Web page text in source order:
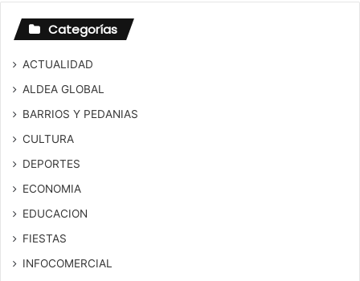
Categorías
ACTUALIDAD
ALDEA GLOBAL
BARRIOS Y PEDANIAS
CULTURA
DEPORTES
ECONOMIA
EDUCACION
FIESTAS
INFOCOMERCIAL